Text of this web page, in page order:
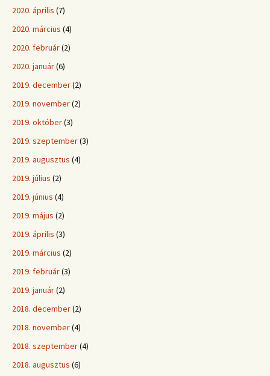
2020. április (7)
2020. március (4)
2020. február(2)
2020. január(6)
2019. december(2)
2019. november(2)
2019. október(3)
2019. szeptember(3)
2019. augusztus (4)
2019. július (2)
2019. június (4)
2019. május (2)
2019. április (3)
2019. március (2)
2019. február(3)
2019. január(2)
2018. december(2)
2018. november(4)
2018. szeptember(4)
2018. augusztus (6)